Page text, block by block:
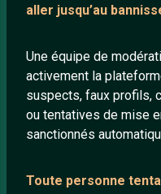
aller jusqu’au
Une équipe de
activement la
suspects, faux profils,
ou tentatives de mise
sanctionnés
Toute personne
Communauté
Playlists YouTube
ANNEXE